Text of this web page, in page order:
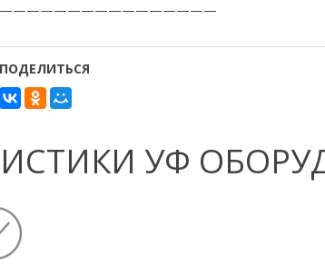
————————————————
ПОДЕЛИТЬСЯ
УФ